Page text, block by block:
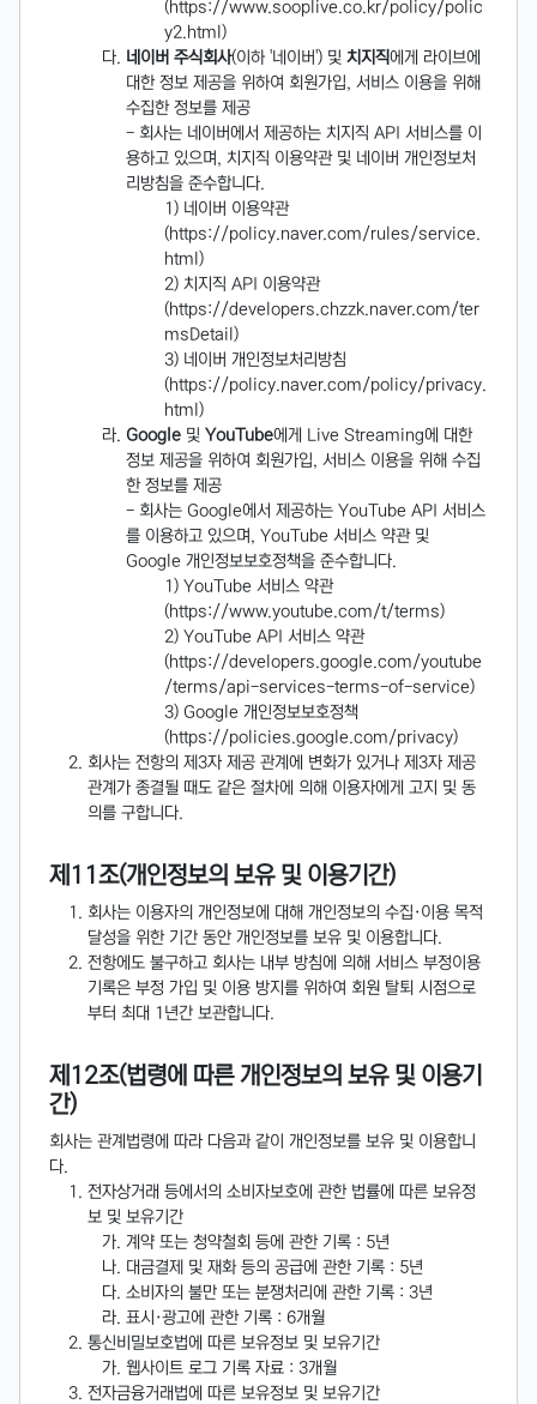
(https://www.sooplive.co.kr/policy/polic
y2.html)
네이버 주식회사(이하 '네이버') 및 치지직에게 라이브에
대한 정보 제공을 위하여 회원가입, 서비스 이용을 위해
수집한 정보를 제공
- 회사는 네이버에서 제공하는 치지직 API 서비스를 이
용하고 있으며, 치지직 이용약관 및 네이버 개인정보처
리방침을 준수합니다.
네이버 이용약관
(https://policy.naver.com/rules/service.
html)
치지직 API 이용약관
(https://developers.chzzk.naver.com/ter
msDetail)
네이버 개인정보처리방침
(https://policy.naver.com/policy/privacy.
html)
Google 및 YouTube에게 Live Streaming에 대한
정보 제공을 위하여 회원가입, 서비스 이용을 위해 수집
한 정보를 제공
- 회사는 Google에서 제공하는 YouTube API 서비스
를 이용하고 있으며, YouTube 서비스 약관 및
Google 개인정보보호정책을 준수합니다.
YouTube 서비스 약관
(https://www.youtube.com/t/terms)
YouTube API 서비스 약관
(https://developers.google.com/youtube
/terms/api-services-terms-of-service)
Google 개인정보보호정책
(https://policies.google.com/privacy)
회사는 전항의 제3자 제공 관계에 변화가 있거나 제3자 제공
관계가 종결될 때도 같은 절차에 의해 이용자에게 고지 및 동
의를 구합니다.
제11조(개인정보의 보유 및 이용기간)
회사는 이용자의 개인정보에 대해 개인정보의 수집·이용 목적
달성을 위한 기간 동안 개인정보를 보유 및 이용합니다.
전항에도 불구하고 회사는 내부 방침에 의해 서비스 부정이용
기록은 부정 가입 및 이용 방지를 위하여 회원 탈퇴 시점으로
부터 최대 1년간 보관합니다.
제12조(법령에 따른 개인정보의 보유 및 이용기
간)
회사는 관계법령에 따라 다음과 같이 개인정보를 보유 및 이용합니
다.
전자상거래 등에서의 소비자보호에 관한 법률에 따른 보유정
보 및 보유기간
계약 또는 청약철회 등에 관한 기록 : 5년
대금결제 및 재화 등의 공급에 관한 기록 : 5년
소비자의 불만 또는 분쟁처리에 관한 기록 : 3년
표시·광고에 관한 기록 : 6개월
통신비밀보호법에 따른 보유정보 및 보유기간
웹사이트 로그 기록 자료 : 3개월
전자금융거래법에 따른 보유정보 및 보유기간